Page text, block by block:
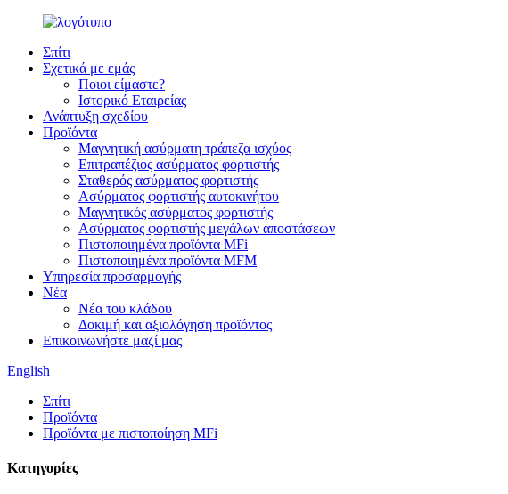
Σπίτι
Σχετικά με εμάς
Ποιοι είμαστε?
Ιστορικό Εταιρείας
Ανάπτυξη σχεδίου
Προϊόντα
Μαγνητική ασύρματη τράπεζα ισχύος
Επιτραπέζιος ασύρματος φορτιστής
Σταθερός ασύρματος φορτιστής
Ασύρματος φορτιστής αυτοκινήτου
Μαγνητικός ασύρματος φορτιστής
Ασύρματος φορτιστής μεγάλων αποστάσεων
Πιστοποιημένα προϊόντα MFi
Πιστοποιημένα προϊόντα MFM
Υπηρεσία προσαρμογής
Νέα
Νέα του κλάδου
Δοκιμή και αξιολόγηση προϊόντος
Επικοινωνήστε μαζί μας
English
Σπίτι
Προϊόντα
Προϊόντα με πιστοποίηση MFi
Κατηγορίες